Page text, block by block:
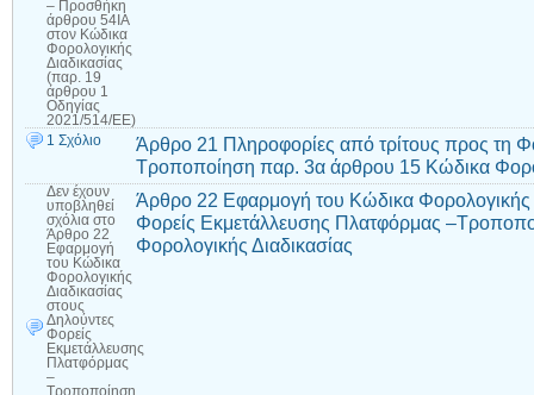
– Προσθήκη
άρθρου 54ΙΑ
στον Κώδικα
Φορολογικής
Διαδικασίας
(παρ. 19
άρθρου 1
Οδηγίας
2021/514/ΕΕ)
1 Σχόλιο
Άρθρο 21 Πληροφορίες από τρίτους προς τη
Τροποποίηση παρ. 3α άρθρου 15 Κώδικα
Δεν έχουν
υποβληθεί
σχόλια στο
Άρθρο 22
Εφαρμογή
του Κώδικα
Φορολογικής
Διαδικασίας
στους
Δηλούντες
Φορείς
Εκμετάλλευσης
Πλατφόρμας
–
Τροποποίηση
Άρθρο 22 Εφαρμογή του Κώδικα Φορολογικής
Φορείς Εκμετάλλευσης Πλατφόρμας
Φορολογικής Διαδικασίας